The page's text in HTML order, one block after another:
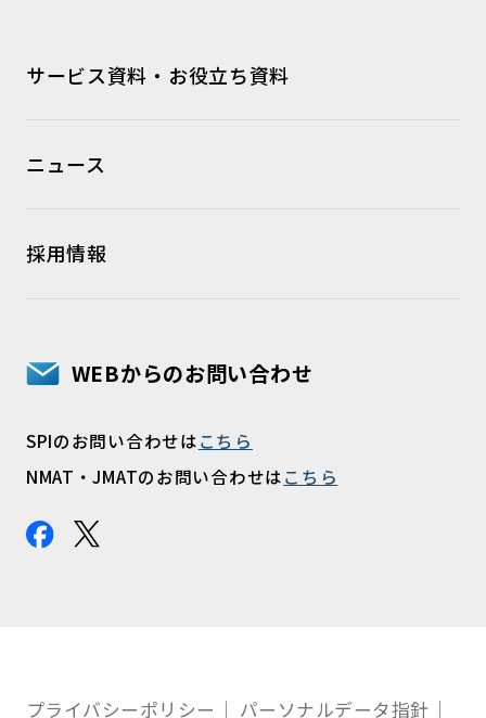
サービス資料・お役立ち資料
ニュース
採用情報
WEBからのお問い合わせ
SPIのお問い合わせはこちら
NMAT・JMATのお問い合わせはこちら
プライバシーポリシー パーソナルデータ指針